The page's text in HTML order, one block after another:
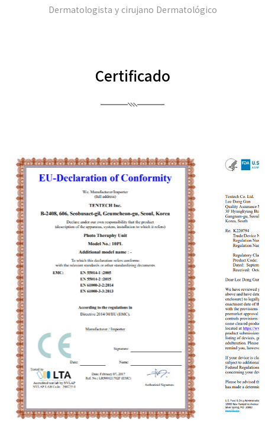
Dermatologista y cirujano Dermatológico
Certificado